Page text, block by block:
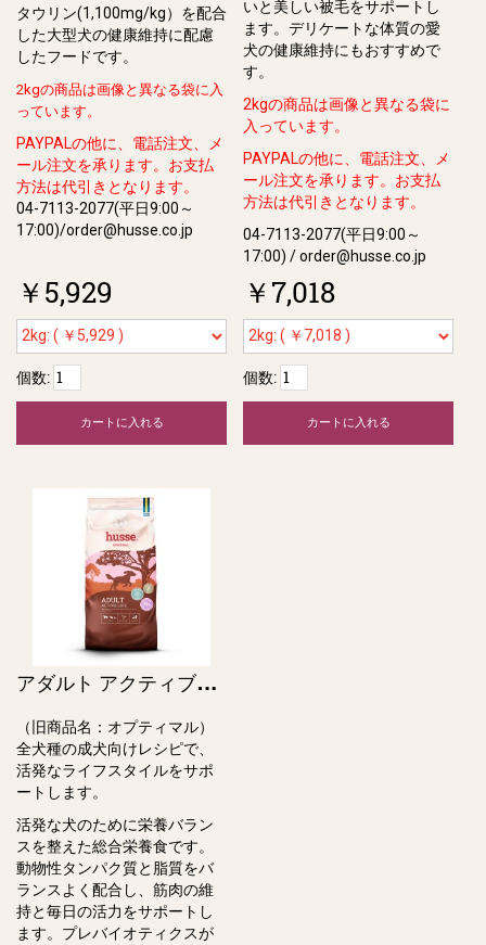
タウリン(1,100mg/kg）を配合
した大型犬の健康維持に配慮
したフードです。
2kgの商品は画像と異なる袋に入
っています。
PAYPALの他に、電話注文、メ
ール注文を承ります。お支払
方法は代引きとなります。
04-7113-2077(平日9:00～
17:00)/order@husse.co.jp
￥5,929
個数:
カートに入れる
いと美しい被⽑をサポートし
ます。デリケートな体質の愛
⽝の健康維持にもおすすめで
す。
2kgの商品は画像と異なる袋に
入っています。
PAYPALの他に、電話注文、メ
ール注文を承ります。お支払
方法は代引きとなります。
04-7113-2077(平日9:00～
17:00) / order@husse.co.jp
￥7,018
個数:
カートに入れる
ア
ダルト アクティブライフ / Adult Active Life（旧オプティマル）
（旧商品名：オプティマル）
全犬種の成⽝向けレシピで、
活発なライフスタイルをサポ
ートします。
活発な犬のために栄養バラン
スを整えた総合栄養⾷です。
動物性タンパク質と脂質をバ
ランスよく配合し、筋⾁の維
持と毎⽇の活⼒をサポートし
ます。プレバイオティクスが